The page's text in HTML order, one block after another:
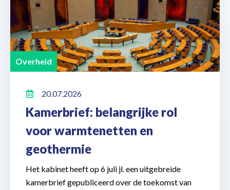
Overheid
20.07.2026
Kamerbrief: belangrijke rol
voor warmtenetten en
geothermie
Het kabinet heeft op 6 juli jl. een uitgebreide
kamerbrief gepubliceerd over de toekomst van